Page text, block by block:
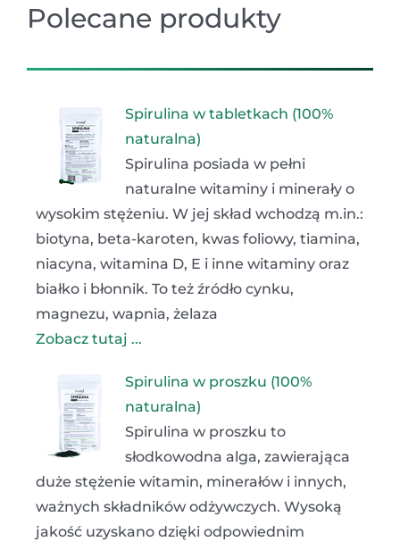
Polecane produkty
Spirulina w tabletkach (100%
naturalna)
Spirulina posiada w pełni
naturalne witaminy i minerały o
wysokim stężeniu. W jej skład wchodzą m.in.:
biotyna, beta-karoten, kwas foliowy, tiamina,
niacyna, witamina D, E i inne witaminy oraz
białko i błonnik. To też źródło cynku,
magnezu, wapnia, żelaza
Zobacz tutaj ...
Spirulina w proszku (100%
naturalna)
Spirulina w proszku to
słodkowodna alga, zawierająca
duże stężenie witamin, minerałów i innych,
ważnych składników odżywczych. Wysoką
jakość uzyskano dzięki odpowiednim